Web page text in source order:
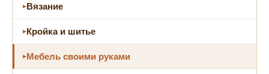
Вязание
Кройка и шитье
Мебель своими руками